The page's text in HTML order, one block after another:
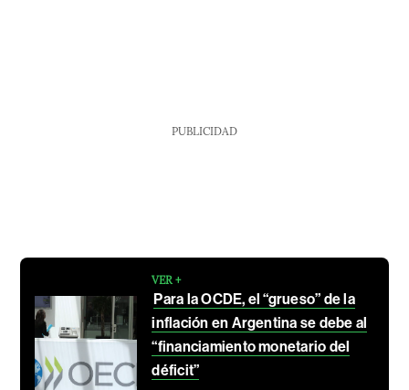
PUBLICIDAD
VER +
Para la OCDE, el “grueso” de la
inflación en Argentina se debe al
“financiamiento monetario del
déficit”